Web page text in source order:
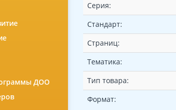
ДОО
Серия:
Стандарт:
Страниц:
Тематика:
Тип товара:
Формат: